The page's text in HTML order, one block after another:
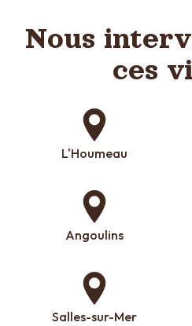
Nous
ces
L'Houmeau
Angoulins
Salles-sur-Mer